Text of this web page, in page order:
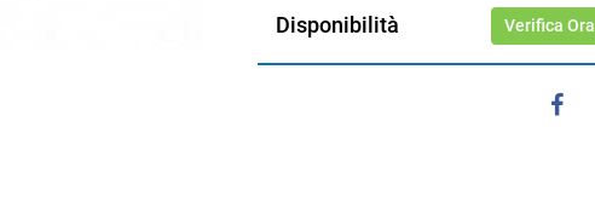
Disponibilità Verifica Ora